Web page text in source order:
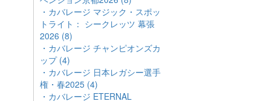
・カバレージ マジック・スポッ
トライト： シークレッツ 幕張
2026 (8)
・カバレージ チャンピオンズカ
ップ (4)
・カバレージ 日本レガシー選手
権・春2025 (4)
・カバレージ ETERNAL